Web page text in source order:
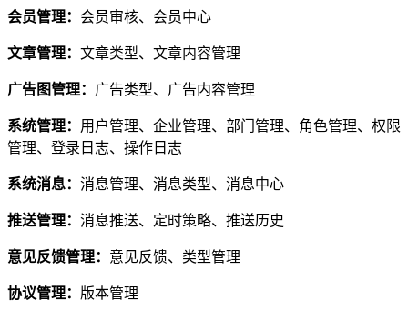
会员管理： 会员审核、会员中心
文章管理： 文章类型、文章内容管理
广告图管理： 广告类型、广告内容管理
系统管理： 用户管理、企业管理、部门管理、角色管理、权限
管理、登录日志、操作日志
系统消息： 消息管理、消息类型、消息中心
推送管理： 消息推送、定时策略、推送历史
意见反馈管理： 意见反馈、类型管理
协议管理： 版本管理